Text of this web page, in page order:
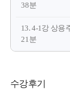
38분
13. 4-1강 상용
21분